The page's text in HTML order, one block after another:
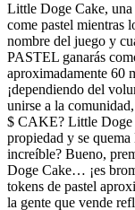
Little Doge Cake,
come pastel mientras
nombre del juego y
PASTEL ganarás
aproximadamente 60
¡dependiendo del
unirse a la
$ CAKE? Little Doge
propiedad y se
increíble? Bueno,
Doge Cake… ¡es
tokens de pastel
la gente que vende